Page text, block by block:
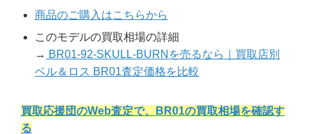
商品のご購入はこちらから
このモデルの買取相場の詳細
→ BR01-92-SKULL-BURNを売るなら｜買取店別
ベル＆ロス BR01査定価格を比較
買取応援団のWeb査定で、BR01の買取相場を確認す
る